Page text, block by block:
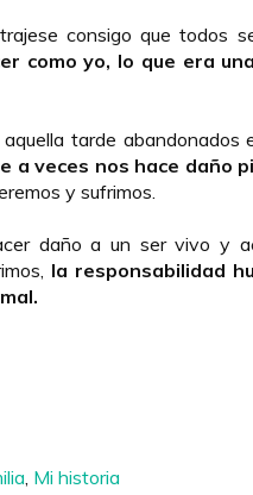
consigo que todos
como yo, lo que era
tarde abandonados
a veces nos hace daño
y sufrimos.
daño a un ser vivo y
la responsabilidad
Mi historia